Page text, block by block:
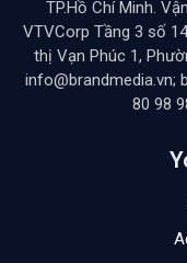
“Từ Amateur đến
chia sẻ bí quyết